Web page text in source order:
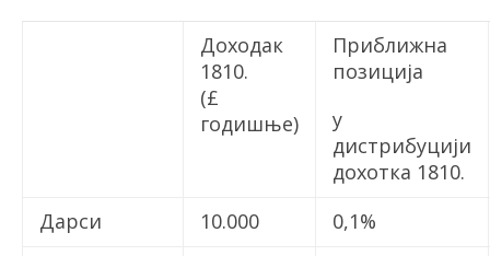
Доходак
1810.
(£
годишње)
Приближна
позиција
у
дистрибуцији
дохотка 1810.
Дарси
10.000
0,1%